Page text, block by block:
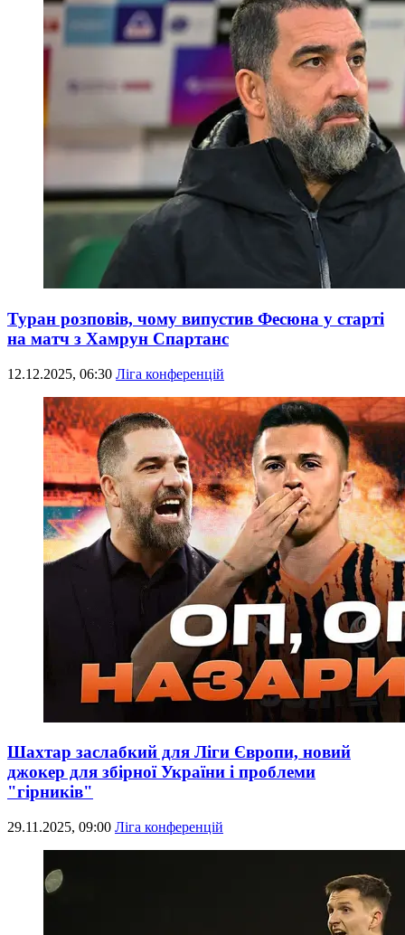
Туран розповів, чому випустив Фесюна у старті
на матч з Хамрун Спартанс
12.12.2025, 06:30 Ліга конференцій
Шахтар заслабкий для Ліги Європи, новий
джокер для збірної України і проблеми
"гірників"
29.11.2025, 09:00 Ліга конференцій